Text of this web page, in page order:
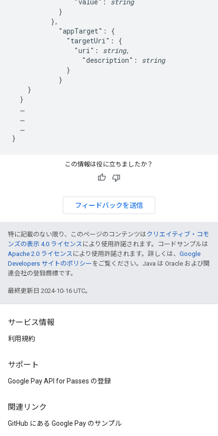
            }
          },
            "appTarget": {
              "targetUri": {
                "uri":
string,
                  "description":
string
              }
            }
    }
  }
  …
  …
  …
この情報は役に立ちましたか？
フィードバックを送信
特に記載のない限り、このページのコンテンツはクリエイティブ・コモ
ンズの表示 4.0 ライセンス により使用許諾されます。コードサンプルは
Apache 2.0 ライセンス により使用許諾されます。詳しくは、 Google
Developers サイトのポリシー をご覧ください。Java は Oracle および関
連会社の登録商標です。
最終更新日 2024-10-16 UTC。
サービス情報
利用規約
サポート
Google Pay API for Passes の登録
関連リンク
GitHub にある Google Pay のサンプル